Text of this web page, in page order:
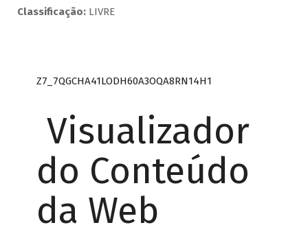
Classificação:LIVRE
Z7_7QGCHA41LODH60A3OQA8RN14H1
Visualizador
do Conteúdo
da Web